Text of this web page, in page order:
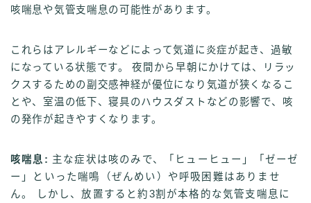
咳喘息や気管支喘息の可能性があります。
これらはアレルギーなどによって気道に炎症が起き、過敏
になっている状態です。 夜間から早朝にかけては、リラッ
クスするための副交感神経が優位になり気道が狭くなるこ
とや、室温の低下、寝具のハウスダストなどの影響で、咳
の発作が起きやすくなります。
咳喘息: 主な症状は咳のみで、「ヒューヒュー」「ゼーゼ
ー」といった喘鳴（ぜんめい）や呼吸困難はありませ
ん。 しかし、放置すると約3割が本格的な気管支喘息に